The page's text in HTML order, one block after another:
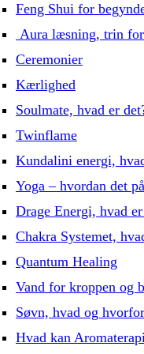
Feng Shui for
Aura læsning, trin
Ceremonier
Kærlighed
Soulmate, hvad er
Twinflame
Kundalini energi,
Yoga – hvordan det
Drage Energi, hvad
Chakra Systemet,
Quantum Healing
Vand for kroppen og
Søvn, hvad og
Hvad kan